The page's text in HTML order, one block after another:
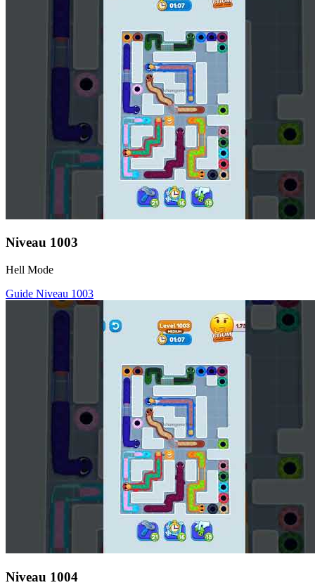
Niveau 1003
Hell Mode
Guide Niveau 1003
Niveau 1004